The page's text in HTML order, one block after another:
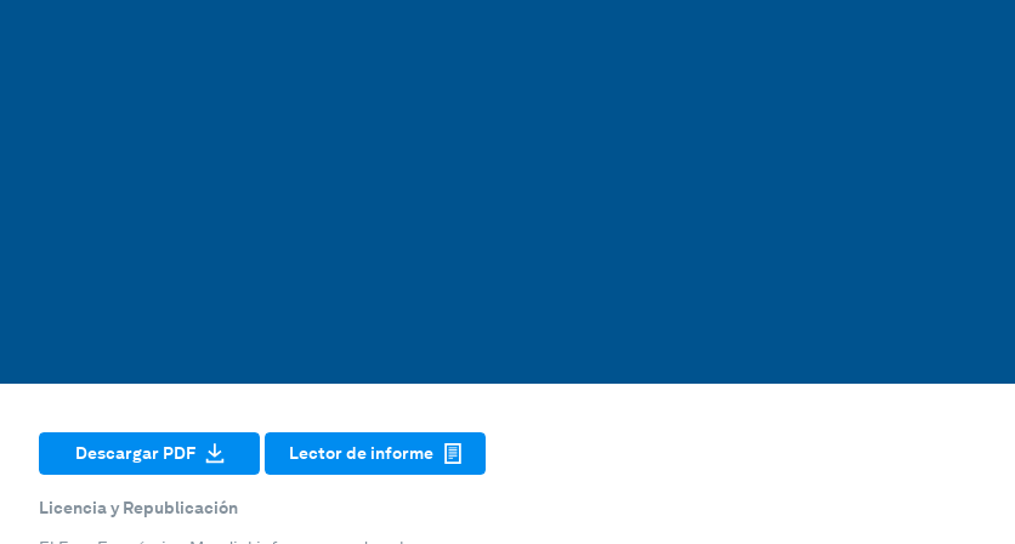
Descargar PDF Lector de informe
Licencia y Republicación